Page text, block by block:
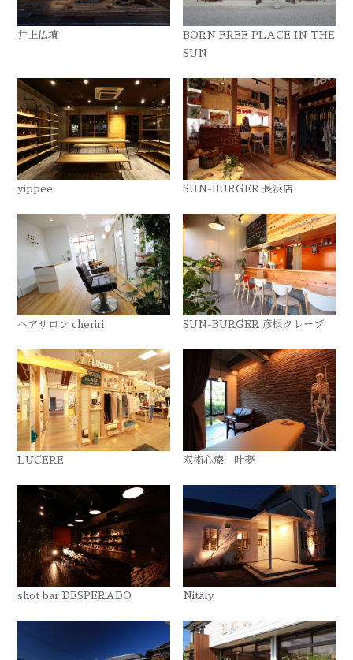
井上仏壇
BORN FREE PLACE IN THE
SUN
yippee SUN-BURGER 長浜店
ヘアサロン cheriri SUN-BURGER 彦根クレープ
LUCERE 双術心療 叶夢
shot bar DESPERADO Nitaly